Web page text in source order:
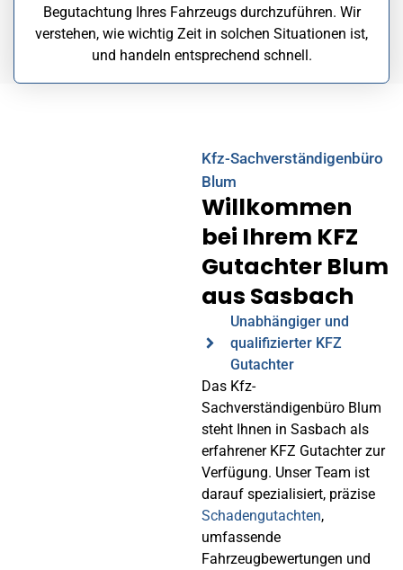
Begutachtung Ihres Fahrzeugs durchzuführen. Wir
verstehen, wie wichtig Zeit in solchen Situationen ist,
und handeln entsprechend schnell.
Kfz-Sachverständigenbüro
Blum
Willkommen
bei Ihrem KFZ
Gutachter Blum
aus Sasbach
Unabhängiger und
qualifizierter KFZ
Gutachter
Das Kfz-
Sachverständigenbüro Blum
steht Ihnen in Sasbach als
erfahrener KFZ Gutachter zur
Verfügung. Unser Team ist
darauf spezialisiert, präzise
Schadengutachten,
umfassende
Fahrzeugbewertungen und